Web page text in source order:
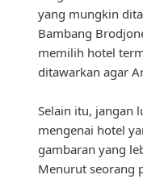
yang mungkin
Bambang
memilih hotel
ditawarkan agar
Selain itu, jangan
mengenai hotel
gambaran yang
Menurut seorang